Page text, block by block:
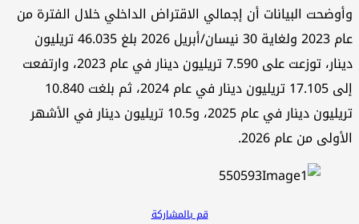
وأوضحت البيانات أن إجمالي الاقتراض الداخلي خلال الفترة من
عام 2023 ولغاية 30 نيسان/أبريل 2026 بلغ 46.035 تريليون
دينار، توزعت على 7.590 تريليون دينار في عام 2023، وارتفعت
إلى 17.105 تريليون دينار في عام 2024، ثم بلغت 10.840
تريليون دينار في عام 2025، و10.5 تريليون دينار في الأشهر
الأولى من عام 2026.
قم بالمشاركة